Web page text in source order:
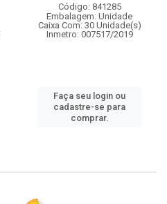
Código: 841285
Embalagem: Unidade
Caixa Com: 30 Unidade(s)
Inmetro: 007517/2019
Faça seu login ou
cadastre-se para
comprar.